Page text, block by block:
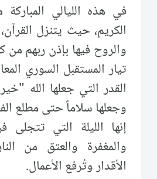
في هذه الليالي
الكريم، حيث يتنزل
والروح فيها بإذن ربهم
تيار المستقبل السوري
القدر التي جعلها الله
وجعلها سلاماً حتى مطلع
إنها الليلة التي تتجلى
والمغفرة والعتق من
الأقدار وتُرفع الأعمال.